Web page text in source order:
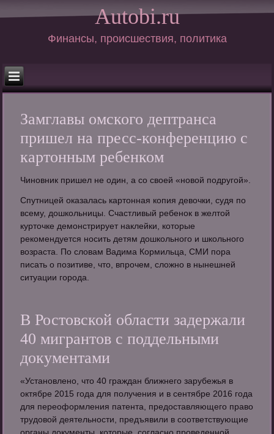
Autobi.ru
Финансы, происшествия, политика
Замглавы омского дептранса
пришел на пресс-конференцию с
картонным ребенком
Чиновник пришел не один, а со своей «новой подругой».
Спутницей оказалась картонная копия девочки, судя по
всему, дошкольницы. Счастливый ребенок в желтой
курточке демонстрирует наклейки, которые
рекомендуется носить детям дошкольного и школьного
возраста. По словам Вадима Кормильца, СМИ пора
писать о позитиве, что, впрочем, сложно в нынешней
ситуации города.
В Ростовской области задержали
40 мигрантов с поддельными
документами
«Установлено, что 40 граждан ближнего зарубежья в
октябре 2015 года для получения и в сентябре 2016 года
для переоформления патента, предоставляющего право
трудовой деятельности, предъявили в соответствующие